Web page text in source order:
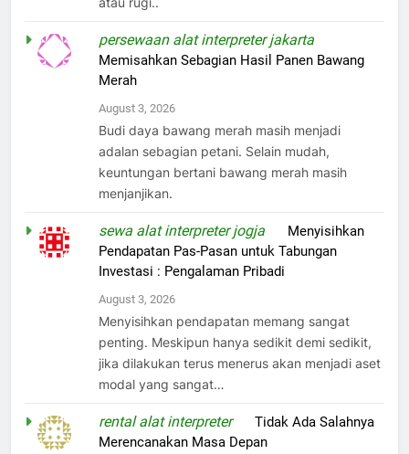
persewaan alat interpreter jakarta
Memisahkan Sebagian Hasil Panen Bawang
Merah
August 3, 2026
Budi daya bawang merah masih menjadi
adalan sebagian petani. Selain mudah,
keuntungan bertani bawang merah masih
menjanjikan.
sewa alat interpreter jogja
Menyisihkan
Pendapatan Pas-Pasan untuk Tabungan
Investasi : Pengalaman Pribadi
August 3, 2026
Menyisihkan pendapatan memang sangat
penting. Meskipun hanya sedikit demi sedikit,
jika dilakukan terus menerus akan menjadi aset
modal yang sangat…
rental alat interpreteronTidak Ada Salahnya
Merencanakan Masa Depan